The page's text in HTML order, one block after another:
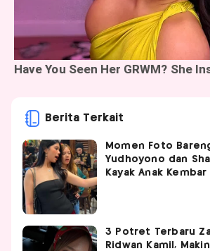
Berita Terkait
Momen Foto
Yudhoyono dan
Kayak Anak Kembar
3 Potret Terbaru
Ridwan Kamil,